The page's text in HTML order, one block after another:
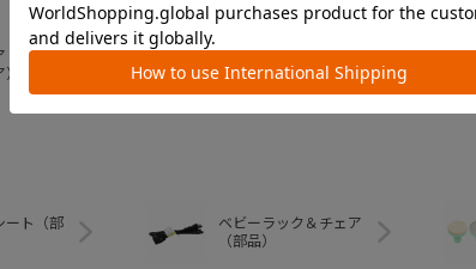
ベビートイ
ート（部
ベビーラック＆チェア
（部品）